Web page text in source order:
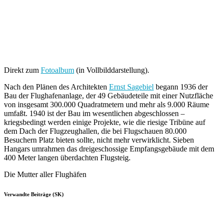
Direkt zum Fotoalbum (in Vollbilddarstellung).
Nach den Plänen des Architekten Ernst Sagebiel begann 1936 der
Bau der Flughafenanlage, der 49 Gebäudeteile mit einer Nutzfläche
von insgesamt 300.000 Quadratmetern und mehr als 9.000 Räume
umfaßt. 1940 ist der Bau im wesentlichen abgeschlossen –
kriegsbedingt werden einige Projekte, wie die riesige Tribüne auf
dem Dach der Flugzeughallen, die bei Flugschauen 80.000
Besuchern Platz bieten sollte, nicht mehr verwirklicht. Sieben
Hangars umrahmen das dreigeschossige Empfangsgebäude mit dem
400 Meter langen überdachten Flugsteig.
Die Mutter aller Flughäfen
Verwandte Beiträge (SK)